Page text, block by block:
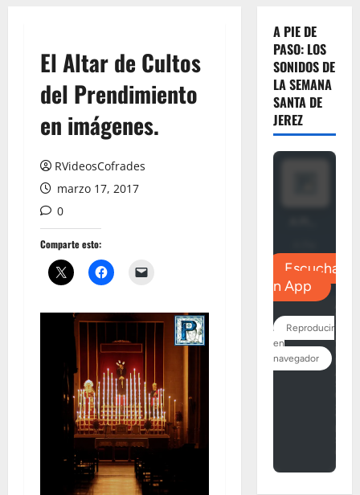
El Altar de Cultos
del Prendimiento
en imágenes.
RVideosCofrades
marzo 17, 2017
0
Comparte esto:
A PIE DE
PASO: LOS
SONIDOS DE
LA SEMANA
SANTA DE
JEREZ